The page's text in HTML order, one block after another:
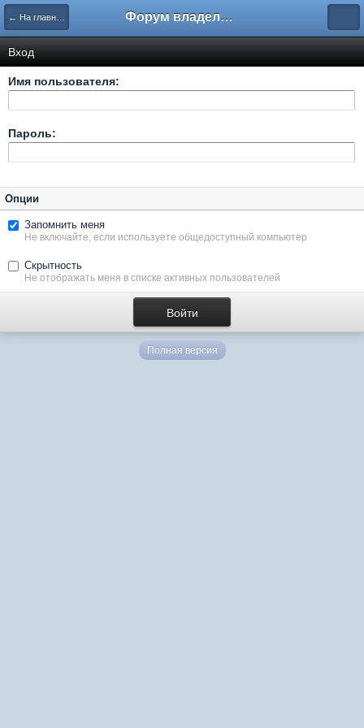
← На главную Форум владельцев интернет-магазинов
Вход
Имя пользователя:
Пароль:
Опции
Запомнить меня
Не включайте, если используете общедоступный компьютер
Скрытность
Не отображать меня в списке активных пользователей
Полная версия